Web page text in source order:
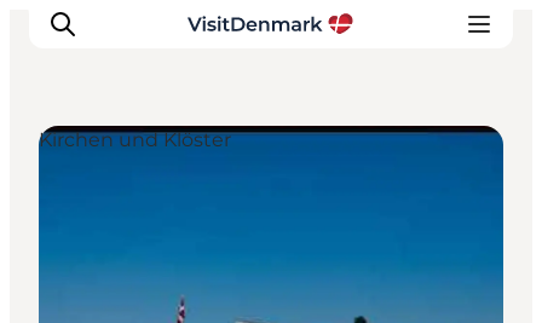
Erlebnisse
Unterkünfte
Kirchen und Klöster